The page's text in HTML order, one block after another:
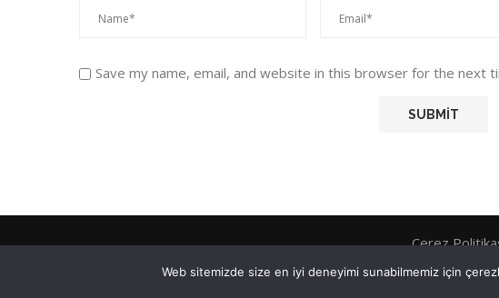
Save my name, email, and website in this browser for the next
Çerez
Web sitemizde size en iyi deneyimi sunabilmemiz için